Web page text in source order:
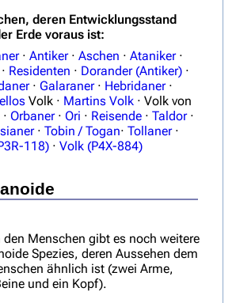
deren Entwicklungsstand
Erde voraus ist:
· Antiker· Aschen · Ataniker·
Residenten · Dorander (Antiker) ·
· Galaraner· Hebridaner·
Volk · Martins Volk · Volk von
· Orbaner· Ori · Reisende · Taldor·
· Tobin / Togan· Tollaner·
118) · Volk (P4X-884)
den Menschen gibt es noch weitere
Spezies, deren Aussehen dem
ähnlich ist (zwei Arme,
und ein Kopf).